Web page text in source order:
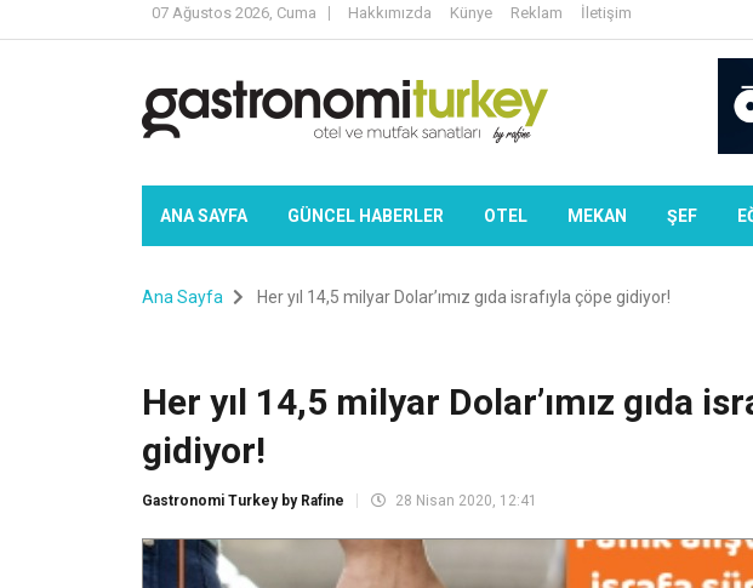
07 Ağustos 2026, Cuma Hakkımızda Künye Reklam İletişim
ANA SAYFA GÜNCEL HABERLER OTEL MEKAN ŞEF
Ana Sayfa Her yıl 14,5 milyar Dolar’ımız gıda israfıyla çöpe gidiyor!
Her yıl 14,5 milyar Dolar’ımız gıda
gidiyor!
Gastronomi Turkey by Rafine 28 Nisan 2020, 12:41